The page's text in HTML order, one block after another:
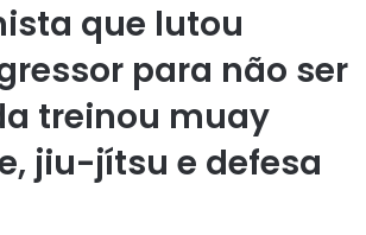
que lutou
para não ser
treinou muay
jiu-jítsu e defesa